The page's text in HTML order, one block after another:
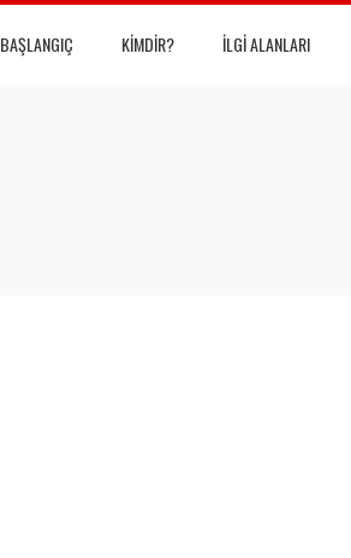
BAŞLANGIÇ KIMDIR? İLGI ALANLARI